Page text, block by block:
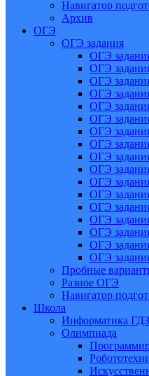
Навигатор
Архив
ОГЭ
ОГЭ задания
ОГЭ
ОГЭ
ОГЭ
ОГЭ
ОГЭ
ОГЭ
ОГЭ
ОГЭ
ОГЭ
ОГЭ
ОГЭ
ОГЭ
ОГЭ
ОГЭ
ОГЭ
ОГЭ
ОГЭ
Пробные
Разное ОГЭ
Навигатор
Школа
Информатика ГДЗ
Олимпиада